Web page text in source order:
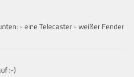
- eine Telecaster - weißer Fender
:-)